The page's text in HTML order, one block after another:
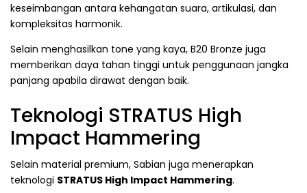
keseimbangan antara kehangatan suara, artikulasi, dan
kompleksitas harmonik.
Selain menghasilkan tone yang kaya, B20 Bronze juga
memberikan daya tahan tinggi untuk penggunaan jangka
panjang apabila dirawat dengan baik.
Teknologi STRATUS High
Impact Hammering
Selain material premium, Sabian juga menerapkan
teknologi STRATUS High Impact Hammering.